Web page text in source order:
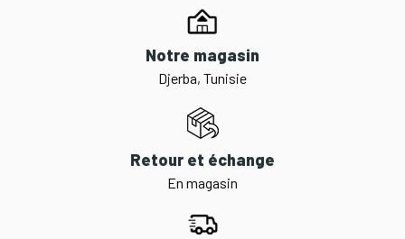
Notre magasin
Djerba, Tunisie
Retour et échange
En magasin